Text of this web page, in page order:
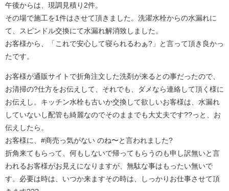
午後からは、現調見積り2件。
その場で施工を1件はさせて頂きました。洗濯水栓からの水漏れに
て、スピンドル交換にて水漏れ解消致しました。
お客様から、「これで安心して寝られるわぁ?」と言って頂き良かっ
たです。
お客様が通販サイトで折角注文した洗剤が来るとの事だったので、
お清掃の?仕方をお伝えして、それでも、ダメなら連絡して頂く様に
お伝えし。キッチン水栓も古いか交換して欲しいお客様は、水漏れ
していないし配管も綺麗なのでそのままでも大丈夫です??っと、お
伝えしたら。
お客様に、#商売っ気がない のね〜と言われました?
折角来てもらって、何もしないで帰ってもらうのも申し訳無いと言
われるお客様がお見えになりますが、無駄な事はもったい無いで
す。必要は時は、いつか来ますその時は、しっかりお仕事させて頂